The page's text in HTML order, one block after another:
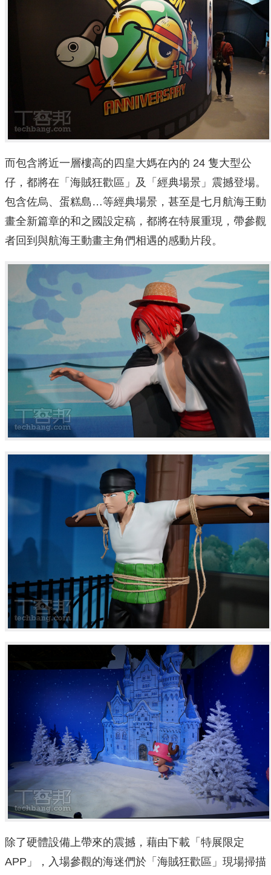
而包含將近一層樓高的四皇大媽在內的 24 隻大型公
仔，都將在「海賊狂歡區」及「經典場景」震撼登場。
包含佐烏、蛋糕島…等經典場景，甚至是七月航海王動
畫全新篇章的和之國設定稿，都將在特展重現，帶參觀
者回到與航海王動畫主角們相遇的感動片段。
除了硬體設備上帶來的震撼，藉由下載「特展限定
APP」，入場參觀的海迷們於「海賊狂歡區」現場掃描